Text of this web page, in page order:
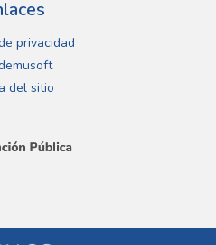
privacidad
del sitio